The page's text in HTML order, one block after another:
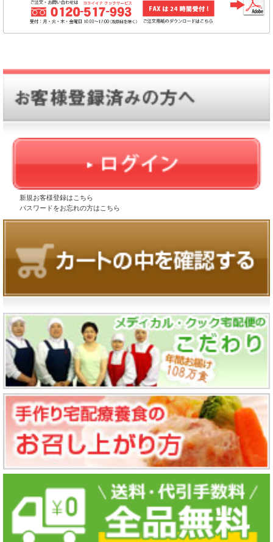
新規お客様登録はこちら
パスワードをお忘れの方はこちら